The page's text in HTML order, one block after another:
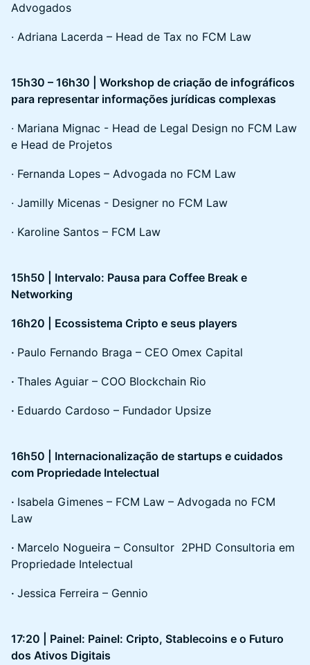
Advogados
· Adriana Lacerda – Head de Tax no FCM Law
15h30 – 16h30 | Workshop de criação de infográficos
para representar informações jurídicas complexas
· Mariana Mignac - Head de Legal Design no FCM Law
e Head de Projetos
· Fernanda Lopes – Advogada no FCM Law
· Jamilly Micenas - Designer no FCM Law
· Karoline Santos – FCM Law
15h50 | Intervalo: Pausa para Coffee Break e
Networking
16h20 | Ecossistema Cripto e seus players
· Paulo Fernando Braga – CEO Omex Capital
· Thales Aguiar – COO Blockchain Rio
· Eduardo Cardoso – Fundador Upsize
16h50 | Internacionalização de startups e cuidados
com Propriedade Intelectual
· Isabela Gimenes – FCM Law – Advogada no FCM
Law
· Marcelo Nogueira – Consultor 2PHD Consultoria em
Propriedade Intelectual
· Jessica Ferreira – Gennio
17:20 | Painel: Painel: Cripto, Stablecoins e o Futuro
dos Ativos Digitais